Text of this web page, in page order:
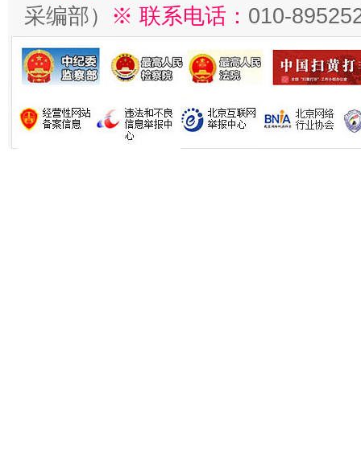
采编部） ※ 联系电话： 010-